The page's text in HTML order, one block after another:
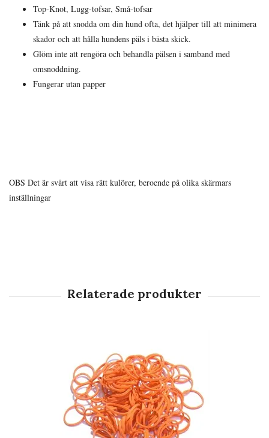
Top-Knot, Lugg-tofsar, Små-tofsar
Tänk på att snodda om din hund ofta, det hjälper till att minimera
skador och att hålla hundens päls i bästa skick.
Glöm inte att rengöra och behandla pälsen i samband med
omsnoddning.
Fungerar utan papper
OBS Det är svårt att visa rätt kulörer, beroende på olika skärmars
inställningar